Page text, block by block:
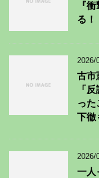
『
る！
2026/
古市
「
った
下
2026/
一人